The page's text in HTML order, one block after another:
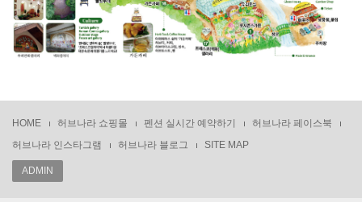
HOME 허브나라 쇼핑몰 펜션 실시간 예약하기
허브나라 페이스북
허브나라 인스타그램
허브나라 블로그 SITE MAP
ADMIN